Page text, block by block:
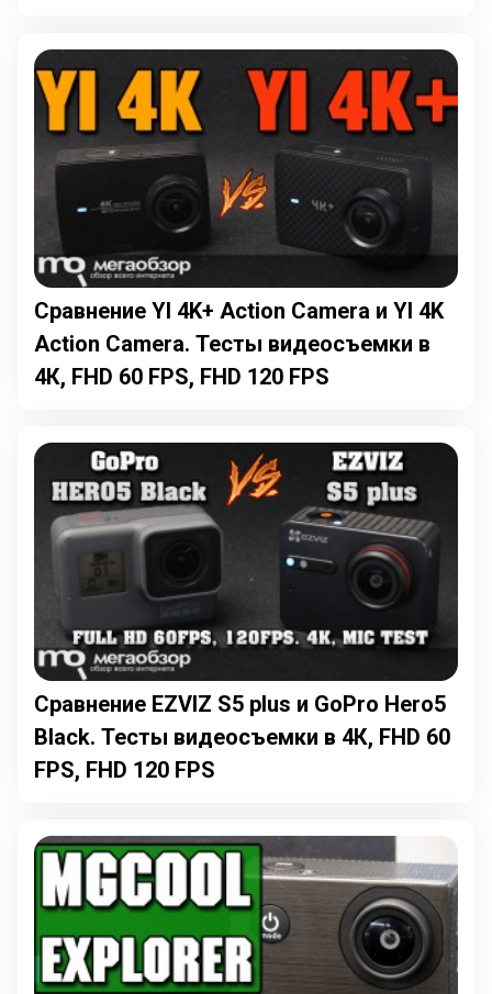
Сравнение YI 4K+ Action Camera и YI 4K
Action Camera. Тесты видеосъемки в
4К, FHD 60 FPS, FHD 120 FPS
Сравнение EZVIZ S5 plus и GoPro Hero5
Black. Тесты видеосъемки в 4К, FHD 60
FPS, FHD 120 FPS